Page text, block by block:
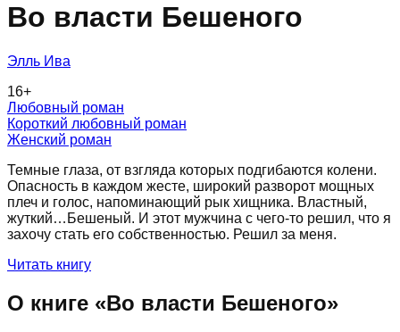
Во власти Бешеного
Элль Ива
16+
Любовный роман
Короткий любовный роман
Женский роман
Темные глаза, от взгляда которых подгибаются колени.
Опасность в каждом жесте, широкий разворот мощных
плеч и голос, напоминающий рык хищника. Властный,
жуткий…Бешеный. И этот мужчина с чего-то решил, что я
захочу стать его собственностью. Решил за меня.
Читать книгу
О книге «Во власти Бешеного»